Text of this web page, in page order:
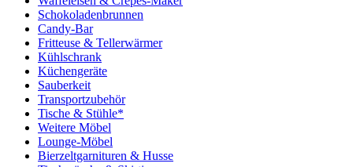
Schokoladenbrunnen
Candy-Bar
Fritteuse & Tellerwärmer
Kühlschrank
Küchengeräte
Sauberkeit
Transportzubehör
Tische & Stühle*
Weitere Möbel
Lounge-Möbel
Bierzeltgarnituren & Husse